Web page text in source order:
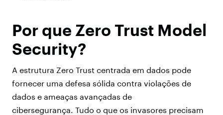
Por que Zero Trust Model
Security?
A estrutura Zero Trust centrada em dados pode
fornecer uma defesa sólida contra violações de
dados e ameaças avançadas de
cibersegurança. Tudo o que os invasores precisam